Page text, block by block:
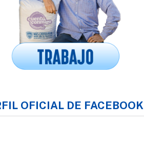
OFICIAL DE FACEBOOK